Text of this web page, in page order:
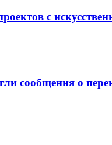
с
сообщения о